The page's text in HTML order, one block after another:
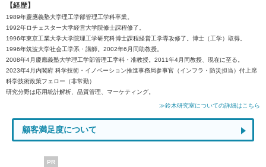
【経歴】
1989年慶應義塾大学理工学部管理工学科卒業。
1992年ロチェスター大学経営大学院修士課程修了。
1996年東京工業大学大学院理工学研究科博士課程経営工学専攻修了。博士（工学）取得。
1996年筑波大学社会工学系・講師。2002年6月同助教授。
2008年4月慶應義塾大学理工学部管理工学科・准教授。2011年4月同教授、現在に至る。
2023年4月内閣府 科学技術・イノベーション推進事務局参事官（インフラ・防災担当）付上席
科学技術政策フェロー（非常勤）
研究分野は応用統計解析、品質管理、マーケティング。
≫鈴木研究室についての詳細はこちら
顧客満足度について
PR